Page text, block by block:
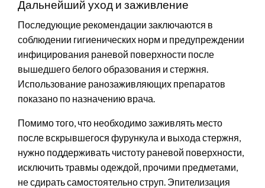
Дальнейший уход и заживление
Последующие рекомендации заключаются в
соблюдении гигиенических норм и предупреждении
инфицирования раневой поверхности после
вышедшего белого образования и стержня.
Использование ранозаживляющих препаратов
показано по назначению врача.
Помимо того, что необходимо заживлять место
после вскрывшегося фурункула и выхода стержня,
нужно поддерживать чистоту раневой поверхности,
исключить травмы одеждой, прочими предметами,
не сдирать самостоятельно струп. Эпителизация